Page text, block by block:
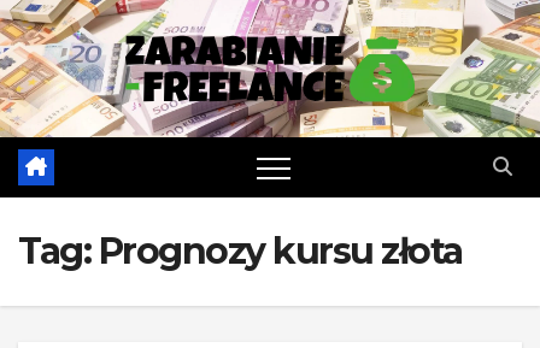
Skip
to
content
Tag: Prognozy kursu złota